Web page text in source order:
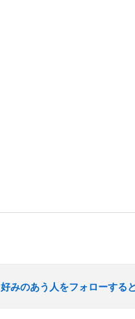
好みのあう人をフォローする